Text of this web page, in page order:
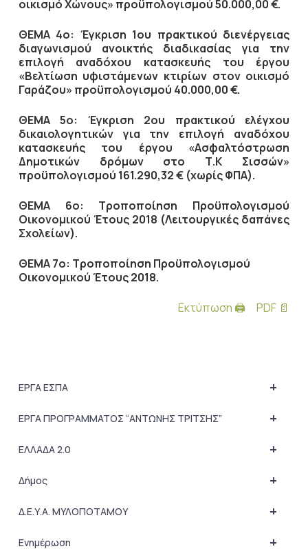
οικισμό Χώνους» προϋπολογισμού 50.000,00 €.
ΘΕΜΑ 4ο: Έγκριση 1ου πρακτικού διενέργειας
διαγωνισμού ανοικτής διαδικασίας για την
επιλογή αναδόχου κατασκευής του έργου
«Βελτίωση υφιστάμενων κτιρίων στον οικισμό
Γαράζου» προϋπολογισμού 40.000,00 €.
ΘΕΜΑ 5ο: Έγκριση 2ου πρακτικού ελέγχου
δικαιολογητικών για την επιλογή αναδόχου
κατασκευής του έργου «Ασφαλτόστρωση
Δημοτικών δρόμων στο Τ.Κ Σισσών»
προϋπολογισμού 161.290,32 € (χωρίς ΦΠΑ).
ΘΕΜΑ 6ο: Τροποποίηση Προϋπολογισμού
Οικονομικού Έτους 2018 (Λειτουργικές δαπάνες
Σχολείων).
ΘΕΜΑ 7ο: Τροποποίηση Προϋπολογισμού
Οικονομικού Έτους 2018.
Εκτύπωση 🖨
PDF 📄
+
ΕΡΓΑ ΕΣΠΑ
+
ΕΡΓΑ ΠΡΟΓΡΑΜΜΑΤΟΣ “ΑΝΤΩΝΗΣ ΤΡΙΤΣΗΣ”
+
ΕΛΛΑΔΑ 2.0
+
Δήμος
+
Δ.Ε.Υ.Α. ΜΥΛΟΠΟΤΑΜΟΥ
+
Ενημέρωση